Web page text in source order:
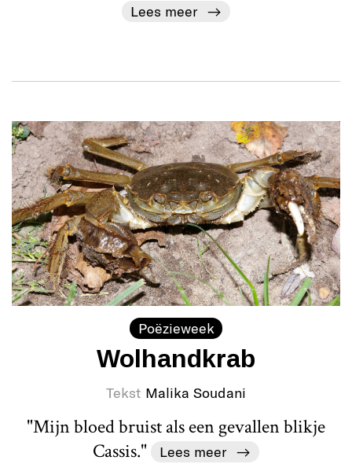
Lees meer
Poëzieweek
Wolhandkrab
Tekst Malika Soudani
"Mijn bloed bruist als een gevallen blikje
Cassis."
Lees meer